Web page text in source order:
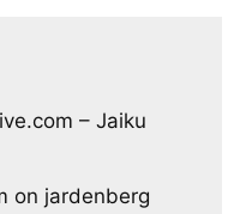
– Jaiku
on jardenberg